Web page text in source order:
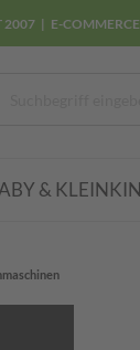
2007 E-
&